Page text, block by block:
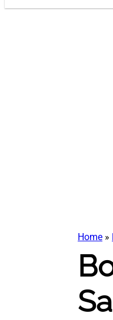
Home »